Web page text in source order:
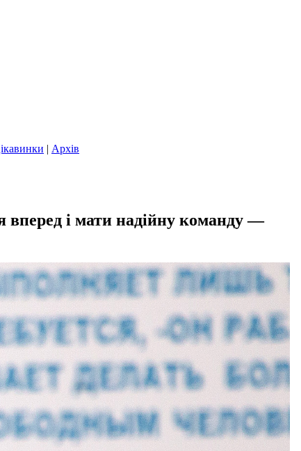
| Архів
вперед і мати надійну команду —